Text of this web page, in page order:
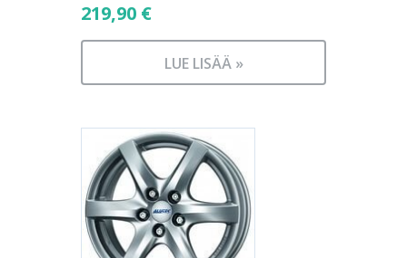
219,90 €
LUE LISÄÄ »